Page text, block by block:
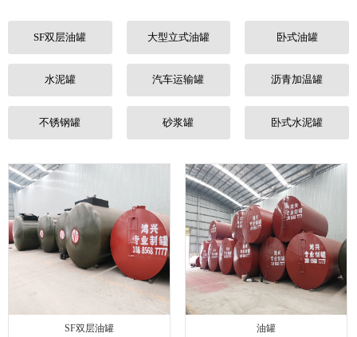
SF双层油罐 大型立式油罐 卧式油罐
水泥罐 汽车运输罐 沥青加温罐
不锈钢罐 砂浆罐 卧式水泥罐
SF双层油罐 油罐
行业动态
人才招聘
联系我们